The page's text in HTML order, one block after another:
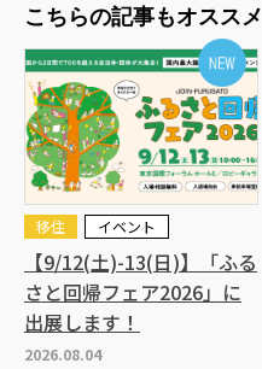
こちらの記事もオススメ
2026.08.04
移住 イベント
【9/12(土)-13(日)】「ふる
さと回帰フェア2026」に
出展します！